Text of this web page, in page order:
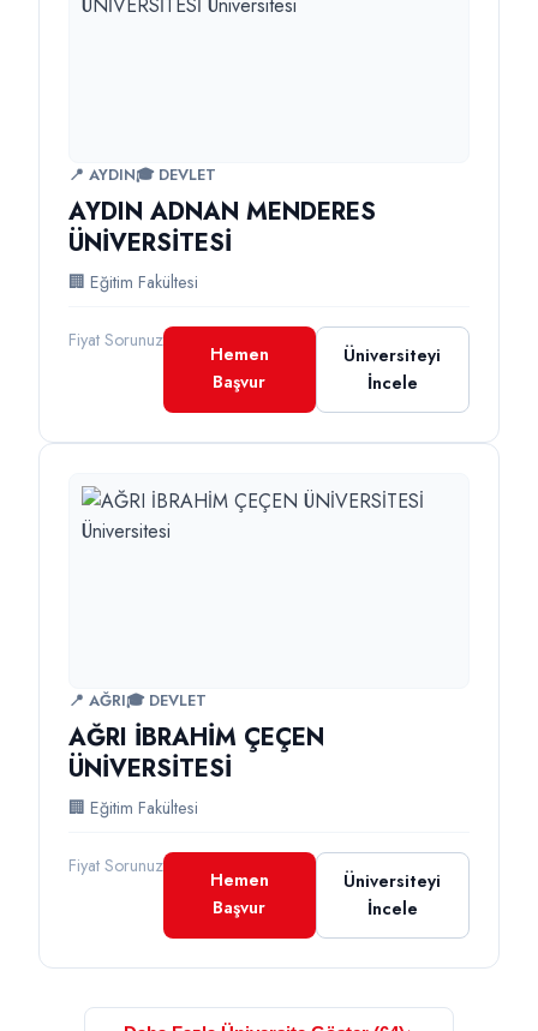
📍 AYDIN🎓 DEVLET
AYDIN ADNAN MENDERES
ÜNİVERSİTESİ
🏢 Eğitim Fakültesi
Fiyat Sorunuz
Hemen
Başvur
Üniversiteyi
İncele
📍 AĞRI🎓 DEVLET
AĞRI İBRAHİM ÇEÇEN
ÜNİVERSİTESİ
🏢 Eğitim Fakültesi
Fiyat Sorunuz
Hemen
Başvur
Üniversiteyi
İncele